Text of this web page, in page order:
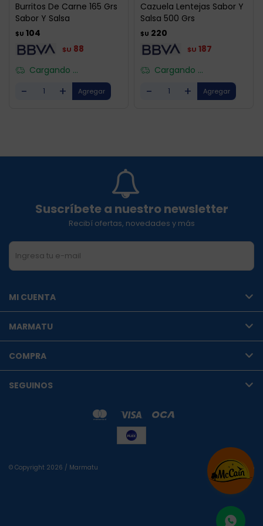
Burritos De Carne 165 Grs
Sabor Y Salsa
$U 104
$U 88
Cargando ...
- +
Cazuela Lentejas Sabor Y
Salsa 500 Grs
$U 220
$U 187
Cargando ...
- +
Suscríbete a nuestro newsletter
Recibí ofertas, novedades y más
MI CUENTA
MARMATU
COMPRA
SEGUINOS
© Copyright 2026 / Marmatu